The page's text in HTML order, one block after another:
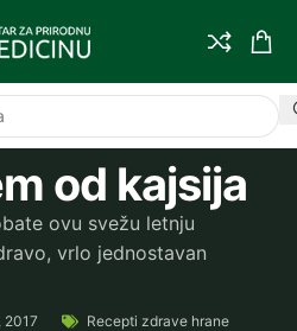
od kajsija
ovu svežu letnju
vrlo jednostavan
2017 Recepti zdrave hrane